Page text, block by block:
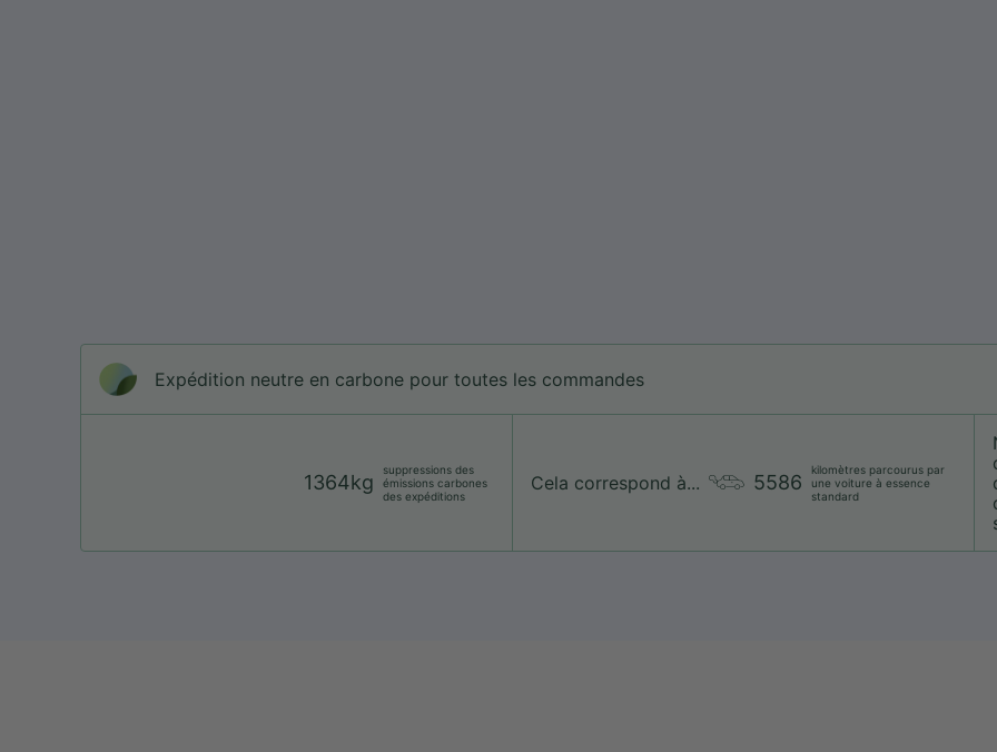
Expédition neutre en carbone pour toutes les commandes
1364kg
suppressions des
émissions carbones
des expéditions
Cela correspond à... 5586
kilomètres parcourus par
une voiture à essence
standard